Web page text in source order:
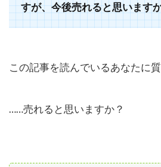
すが、今後売れると思います
この記事を読んでいるあなたに質
……売れると思いますか？